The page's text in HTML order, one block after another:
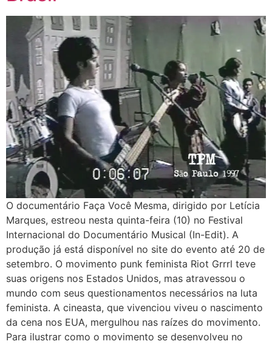
O documentário Faça Você Mesma, dirigido por Letícia
Marques, estreou nesta quinta-feira (10) no Festival
Internacional do Documentário Musical (In-Edit). A
produção já está disponível no site do evento até 20 de
setembro. O movimento punk feminista Riot Grrrl teve
suas origens nos Estados Unidos, mas atravessou o
mundo com seus questionamentos necessários na luta
feminista. A cineasta, que vivenciou viveu o nascimento
da cena nos EUA, mergulhou nas raízes do movimento.
Para ilustrar como o movimento se desenvolveu no